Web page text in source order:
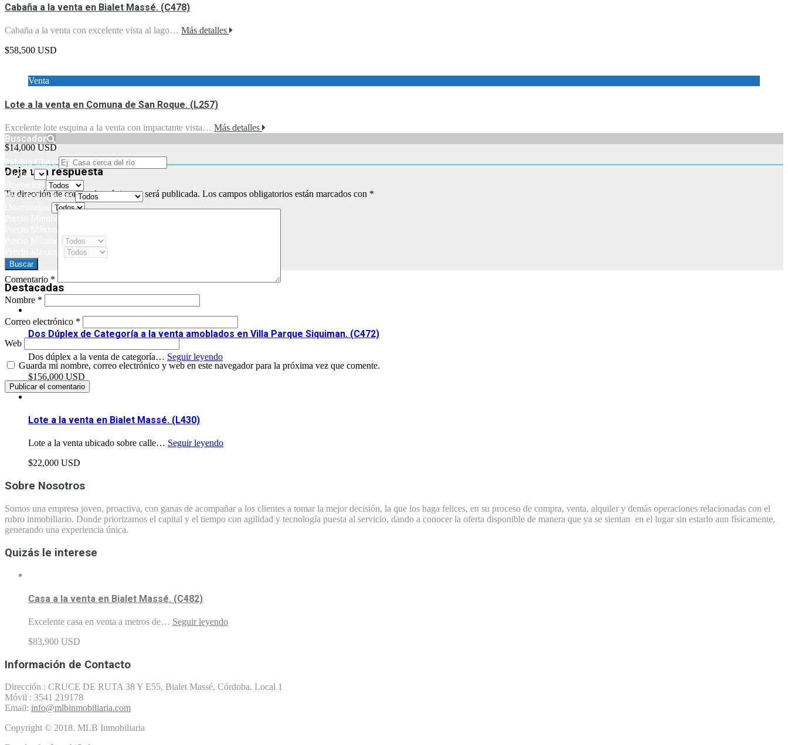
Cabaña a la venta en Bialet Massé. (C478)
Cabaña a la venta con excelente vista al lago… Más detalles
$58,500 USD
Venta
Lote a la venta en Comuna de San Roque. (L257)
Excelente lote esquina a la venta con impactante vista… Más detalles
$14,000 USD
Deja una respuesta
Tu dirección de correo electrónico no será publicada. Los campos obligatorios están marcados con *
Comentario *
Nombre *
Correo electrónico *
Web
Guarda mi nombre, correo electrónico y web en este navegador para la próxima vez que comente.
Buscador
Palabra Clave
Ciudad
Tipo de Propiedad
Destacadas
Dos Dúplex de Categoría a la venta amoblados en Villa Parque Siquiman. (C472)
Dos dúplex a la venta de categoría… Seguir leyendo
$156,000 USD
Lote a la venta en Bialet Massé. (L430)
Lote a la venta ubicado sobre calle… Seguir leyendo
$22,000 USD
Sobre Nosotros
Somos una empresa joven, proactiva, con ganas de acompañar a los clientes a tomar la mejor decisión, la que los haga felices, en su proceso de compra, venta, alquiler y demás operaciones relacionadas con el
rubro inmobiliario. Donde priorizamos el capital y el tiempo con agilidad y tecnología puesta al servicio, dando a conocer la oferta disponible de manera que ya se sientan en el lugar sin estarlo aun físicamente,
generando una experiencia única.
Quizás le interese
Casa a la venta en Bialet Massé. (C482)
Excelente casa en venta a metros de… Seguir leyendo
$83,900 USD
Información de Contacto
Dirección : CRUCE DE RUTA 38 Y E55, Bialet Massé, Córdoba. Local 1
Móvil : 3541 219178
Email: info@mlbinmobiliaria.com
Copyright © 2018. MLB Inmobiliaria